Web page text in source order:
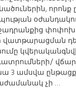
որոնք
վատթարացման
3 ամսվա
չի …